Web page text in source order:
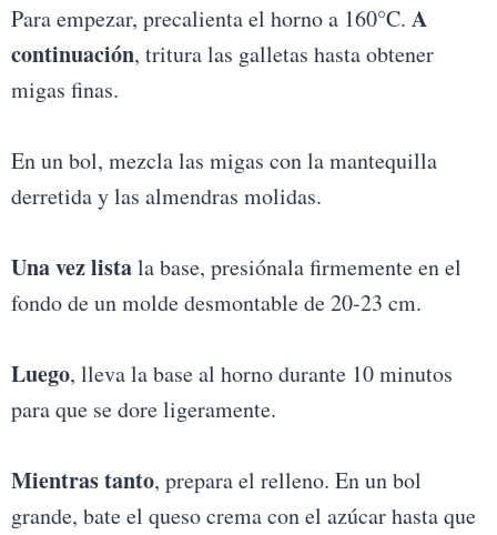
Para empezar, precalienta el horno a 160°C. A
continuación, tritura las galletas hasta obtener
migas finas.
En un bol, mezcla las migas con la mantequilla
derretida y las almendras molidas.
Una vez listala base, presiónala firmemente en el
fondo de un molde desmontable de 20-23 cm.
Luego, lleva la base al horno durante 10 minutos
para que se dore ligeramente.
Mientras tanto, prepara el relleno. En un bol
grande, bate el queso crema con el azúcar hasta que